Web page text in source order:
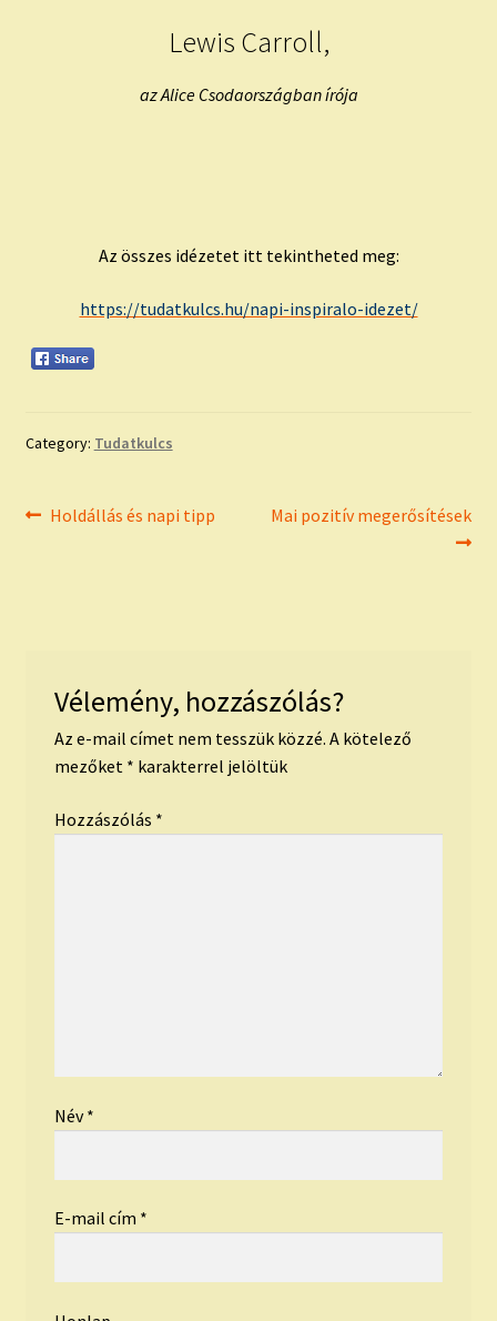
TAROT ELEMZÉS MEGRENDELÉSE LIMITÁLT!
Lewis Carroll,
az Alice Csodaországban írója
Az összes idézetet itt tekintheted meg:
https://tudatkulcs.hu/napi-inspiralo-idezet/
Category: Tudatkulcs
Bejegyzés
Previous
Holdállás és napi tipp
Next
Mai pozitív megerősítések
Vélemény, hozzászólás?
Az e-mail címet nem tesszük közzé. A kötelező
mezőket * karakterrel jelöltük
Hozzászólás *
Név*
E-mail cím *